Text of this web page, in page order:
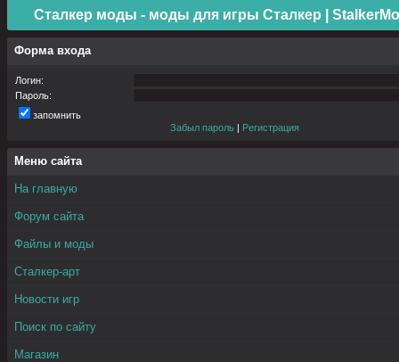
Сталкер моды - моды для игры Сталкер |
Форма входа
Логин:
Пароль:
запомнить
Забыл пароль | Регистрация
Меню сайта
На главную
Форум сайта
Файлы и моды
Сталкер-арт
Новости игр
Поиск по сайту
Магазин